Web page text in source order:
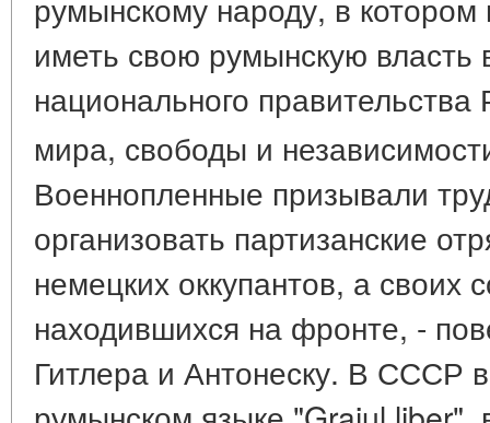
иметь свою румынскую власть
национального
мира, свободы и
Военнопленные призывали
организовать партизанские
немецких оккупантов, а своих
находившихся на фронте, -
Гитлера и Антонеску. В СССР